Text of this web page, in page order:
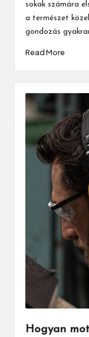
sokak számára
a természet
gondozás
Read More
Hogyan